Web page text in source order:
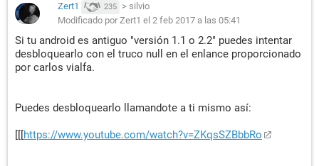
Zert1 235 > silvio
Modificado por Zert1 el 2 feb 2017 a las 05:41
Si tu android es antiguo "versión 1.1 o 2.2" puedes intentar
desbloquearlo con el truco null en el enlance proporcionado
por carlos vialfa.
Puedes desbloquearlo llamandote a ti mismo así:
[[[https://www.youtube.com/watch?v=ZKqsSZBbbRo